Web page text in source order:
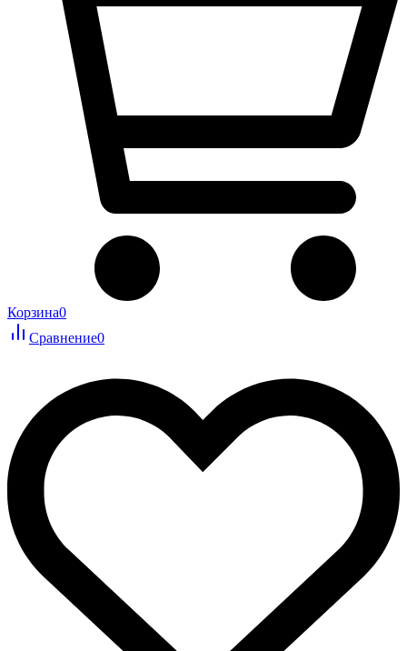
Корзина0
Сравнение0